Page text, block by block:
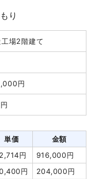
2,781,635円
278,365円
円
円
44,000
円
1,672,000
15,000
円
90,000円
12,000
円
48,000円
り
場2階建て
円
単価
金額
円
916,000円
円
204,000円